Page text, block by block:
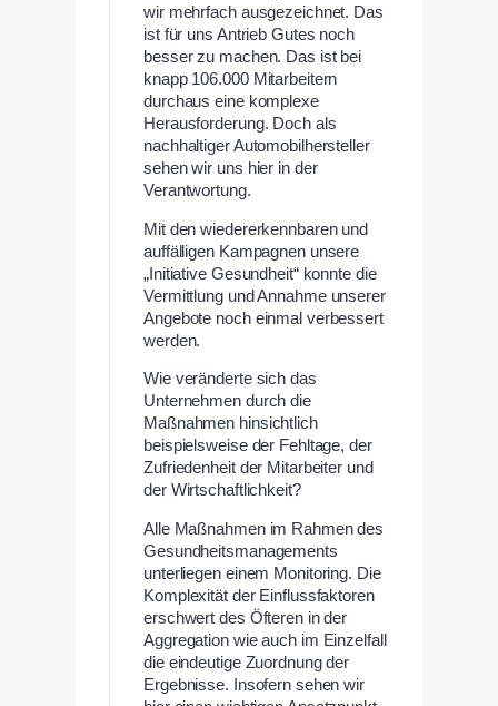
wir mehrfach ausgezeichnet. Das
ist für uns Antrieb Gutes noch
besser zu machen. Das ist bei
knapp 106.000 Mitarbeitern
durchaus eine komplexe
Herausforderung. Doch als
nachhaltiger Automobilhersteller
sehen wir uns hier in der
Verantwortung.
Mit den wiedererkennbaren und
auffälligen Kampagnen unsere
„Initiative Gesundheit“ konnte die
Vermittlung und Annahme unserer
Angebote noch einmal verbessert
werden.
Wie veränderte sich das
Unternehmen durch die
Maßnahmen hinsichtlich
beispielsweise der Fehltage, der
Zufriedenheit der Mitarbeiter und
der Wirtschaftlichkeit?
Alle Maßnahmen im Rahmen des
Gesundheitsmanagements
unterliegen einem Monitoring. Die
Komplexität der Einflussfaktoren
erschwert des Öfteren in der
Aggregation wie auch im Einzelfall
die eindeutige Zuordnung der
Ergebnisse. Insofern sehen wir